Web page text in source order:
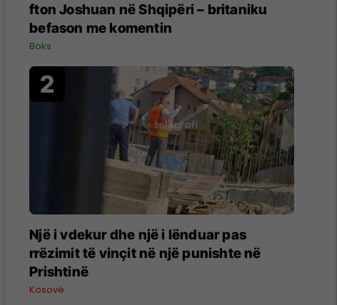
fton Joshuan në Shqipëri – britaniku
befason me komentin
Boks
Një i vdekur dhe një i lënduar pas
rrëzimit të vinçit në një punishte në
Prishtinë
Kosovë